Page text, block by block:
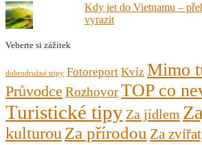
Kdy jet do Vietnamu –
vyrazit
Veberte si zážitek
dobrodružné tripy Fotoreport Kvíz Mimo
Průvodce RozhovorTOP co
Turistické tipy Za jídlem
kulturou Za přírodou Za